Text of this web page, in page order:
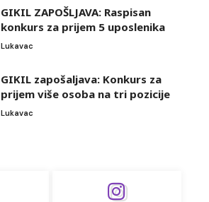
GIKIL ZAPOŠLJAVA: Raspisan
konkurs za prijem 5 uposlenika
Lukavac
GIKIL zapošaljava: Konkurs za
prijem više osoba na tri pozicije
Lukavac